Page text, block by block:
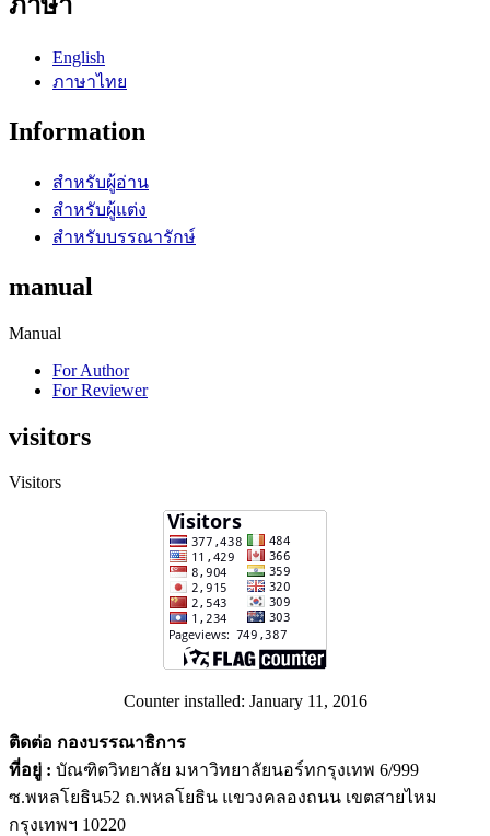
English
ภาษาไทย
Information
สำหรับผู้อ่าน
สำหรับผู้แต่ง
สำหรับบรรณารักษ์
manual
Manual
For Author
For Reviewer
visitors
Visitors
Counter installed: January 11, 2016
ติดต่อ กองบรรณาธิการ
ที่อยู่ : บัณฑิตวิทยาลัย มหาวิทยาลัยนอร์ทกรุงเทพ 6/999
ซ.พหลโยธิน52 ถ.พหลโยธิน แขวงคลองถนน เขตสายไหม
กรุงเทพฯ 10220